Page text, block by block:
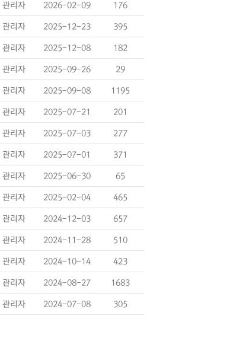
관리자 2026-02-09 176
관리자 2025-12-23 395
관리자 2025-12-08 182
관리자 2025-09-26 29
관리자 2025-09-08 1195
관리자 2025-07-21 201
관리자 2025-07-03 277
관리자 2025-07-01 371
관리자 2025-06-30 65
관리자 2025-02-04 465
관리자 2024-12-03 657
관리자 2024-11-28 510
관리자 2024-10-14 423
관리자 2024-08-27 1683
관리자 2024-07-08 305